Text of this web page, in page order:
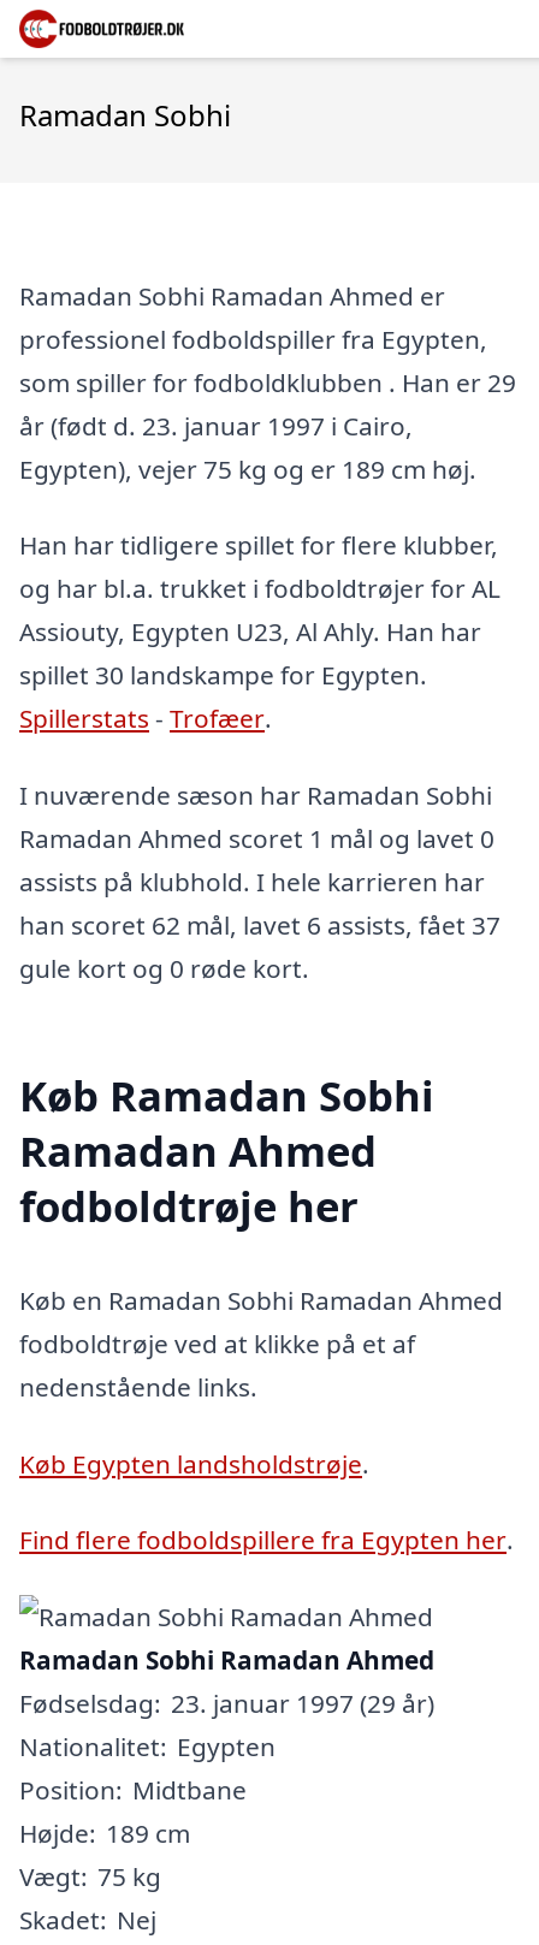
Ramadan Sobhi
Ramadan Sobhi Ramadan Ahmed er
professionel fodboldspiller fra Egypten,
som spiller for fodboldklubben . Han er 29
år (født d. 23. januar 1997 i Cairo,
Egypten), vejer 75 kg og er 189 cm høj.
Han har tidligere spillet for flere klubber,
og har bl.a. trukket i fodboldtrøjer for AL
Assiouty, Egypten U23, Al Ahly. Han har
spillet 30 landskampe for Egypten.
Spillerstats - Trofæer.
I nuværende sæson har Ramadan Sobhi
Ramadan Ahmed scoret 1 mål og lavet 0
assists på klubhold. I hele karrieren har
han scoret 62 mål, lavet 6 assists, fået 37
gule kort og 0 røde kort.
Køb Ramadan Sobhi
Ramadan Ahmed
fodboldtrøje her
Køb en Ramadan Sobhi Ramadan Ahmed
fodboldtrøje ved at klikke på et af
nedenstående links.
Køb Egypten landsholdstrøje.
Find flere fodboldspillere fra Egypten her.
Ramadan Sobhi Ramadan Ahmed
Fødselsdag: 23. januar 1997 (29 år)
Nationalitet: Egypten
Position: Midtbane
Højde: 189 cm
Vægt: 75 kg
Skadet: Nej